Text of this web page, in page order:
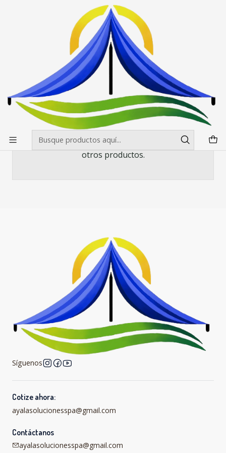
Envíos gratis desde $500.000 en Santiago
Toldo 3X4.5 Estándar Colores
Toldo 3X4.5 Estándar Colores
Todavía no hay productos disponibles aquí
Puedes probar a buscar en otras categorías o
utilizar la barra de búsqueda para encontrar
otros productos.
Síguenos
Cotize ahora:
ayalasolucionesspa@gmail.com
Contáctanos
ayalasolucionesspa@gmail.com